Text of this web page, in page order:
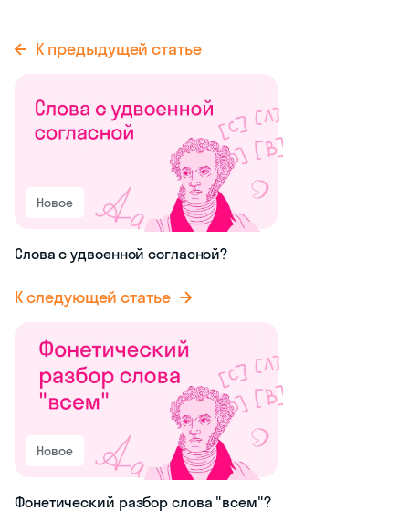
К предыдущей статье
Новое
Слова с удвоенной согласной?
К следующей статье
Новое
Фонетический разбор слова "всем"?